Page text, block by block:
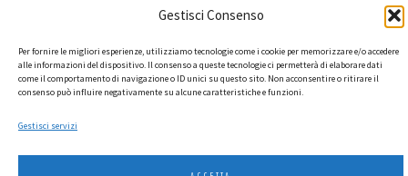
Gestisci Consenso
Per fornire le migliori esperienze, utilizziamo tecnologie come i cookie per memorizzare e/o accedere
alle informazioni del dispositivo. Il consenso a queste tecnologie ci permetterà di elaborare dati
come il comportamento di navigazione o ID unici su questo sito. Non acconsentire o ritirare il
consenso può influire negativamente su alcune caratteristiche e funzioni.
Gestisci servizi
Ho letto l'informativa privacy e acconsento a ricevere via e-mail la
newsletter contenente aggiornamenti su attività, iniziative ed eventi
istituzionali.